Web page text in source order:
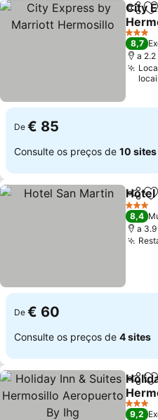
City
Ver
3 Estrelas
8,7
a
De € 85
Consulte os preços de 10 sites
Hotel
3 Estrelas
8,4
a
De € 60
Consulte os preços de 4 sites
By Ihg
Ver
3 Estrelas
9,2